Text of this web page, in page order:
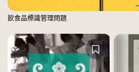
飲食品標識管理問題